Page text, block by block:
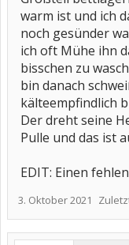
warm ist und ich
noch gesünder
ich oft Mühe ihn
bisschen zu
bin danach
kälteempfindlich
Der dreht seine
Pulle und das ist
EDIT: Einen
3. Oktober 2021